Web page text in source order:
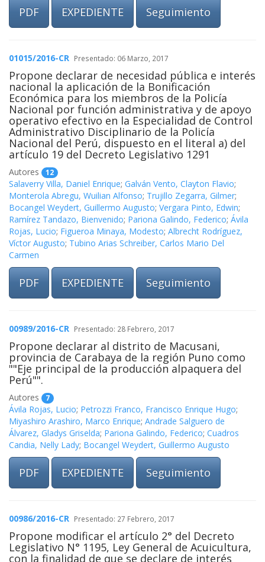
PDF EXPEDIENTE Seguimiento
01015/2016-CR Presentado: 06 Marzo, 2017
Propone declarar de necesidad pública e interés
nacional la aplicación de la Bonificación
Económica para los miembros de la Policía
Nacional por función administrativa y de apoyo
operativo efectivo en la Especialidad de Control
Administrativo Disciplinario de la Policía
Nacional del Perú, dispuesto en el literal a) del
artículo 19 del Decreto Legislativo 1291
Autores 12
Salaverry Villa, Daniel Enrique; Galván Vento, Clayton Flavio;
Monterola Abregu, Wuilian Alfonso; Trujillo Zegarra, Gilmer;
Bocangel Weydert, Guillermo Augusto; Vergara Pinto, Edwin;
Ramírez Tandazo, Bienvenido; Pariona Galindo, Federico; Ávila
Rojas, Lucio; Figueroa Minaya, Modesto; Albrecht Rodríguez,
Víctor Augusto; Tubino Arias Schreiber, Carlos Mario Del
Carmen
PDF EXPEDIENTE Seguimiento
00989/2016-CR Presentado: 28 Febrero, 2017
Propone declarar al distrito de Macusani,
provincia de Carabaya de la región Puno como
""Eje principal de la producción alpaquera del
Perú"".
Autores 7
Ávila Rojas, Lucio; Petrozzi Franco, Francisco Enrique Hugo;
Miyashiro Arashiro, Marco Enrique; Andrade Salguero de
Álvarez, Gladys Griselda; Pariona Galindo, Federico; Cuadros
Candia, Nelly Lady; Bocangel Weydert, Guillermo Augusto
PDF EXPEDIENTE Seguimiento
00986/2016-CR Presentado: 27 Febrero, 2017
Propone modificar el artículo 2° del Decreto
Legislativo N° 1195, Ley General de Acuicultura,
con la finalidad de que se declare de interés